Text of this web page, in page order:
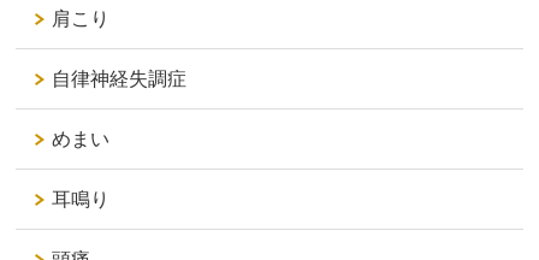
肩こり
自律神経失調症
めまい
耳鳴り